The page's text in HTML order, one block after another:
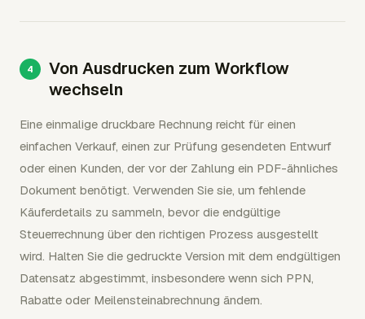
Von Ausdrucken zum Workflow
wechseln
Eine einmalige druckbare Rechnung reicht für einen
einfachen Verkauf, einen zur Prüfung gesendeten Entwurf
oder einen Kunden, der vor der Zahlung ein PDF-ähnliches
Dokument benötigt. Verwenden Sie sie, um fehlende
Käuferdetails zu sammeln, bevor die endgültige
Steuerrechnung über den richtigen Prozess ausgestellt
wird. Halten Sie die gedruckte Version mit dem endgültigen
Datensatz abgestimmt, insbesondere wenn sich PPN,
Rabatte oder Meilensteinabrechnung ändern.